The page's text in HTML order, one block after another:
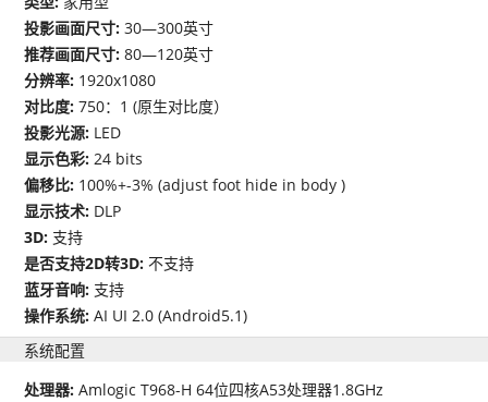
投影画面尺寸:30—300英寸
推荐画面尺寸:80—120英寸
分辨率: 1920x1080
对比度:750：1 (原生对比度）
投影光源: LED
显示色彩:24 bits
偏移比: 100%+-3% (adjust foot hide in body )
显示技术: DLP
3D: 支持
是否支持2D转3D:不支持
蓝牙音响: 支持
操作系统:AI UI 2.0 (Android5.1)
系统配置
处理器:Amlogic T968-H 64位四核A53处理器1.8GHz